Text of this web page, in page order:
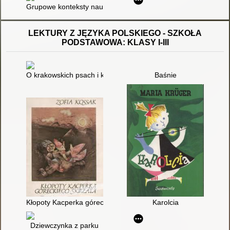
Grupowe konteksty nauczcielskiej tożsamości
LEKTURY Z JĘZYKA POLSKIEGO - SZKOŁA
PODSTAWOWA: KLASY I-III
O krakowskich psach i kleparskich kotach : polskie miasta w
Baśnie
Kłopoty Kacperka góreckiego skrzata : baśń
Karolcia
Dziewczynka z parku